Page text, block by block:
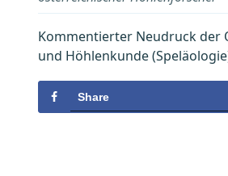
Kommentierter Neudruck der
und Höhlenkunde
Share